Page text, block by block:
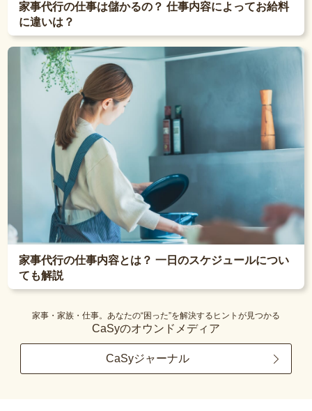
家事代行の仕事は儲かるの？ 仕事内容によってお給料
に違いは？
家事代行の仕事内容とは？ 一日のスケジュールについ
ても解説
家事・家族・仕事。あなたの“困った”を解決するヒントが見つかる
CaSyのオウンドメディア
CaSyジャーナル